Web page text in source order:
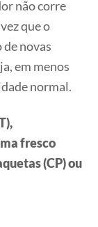
não corre
que o
novas
em menos
normal.
fresco
(CP) ou